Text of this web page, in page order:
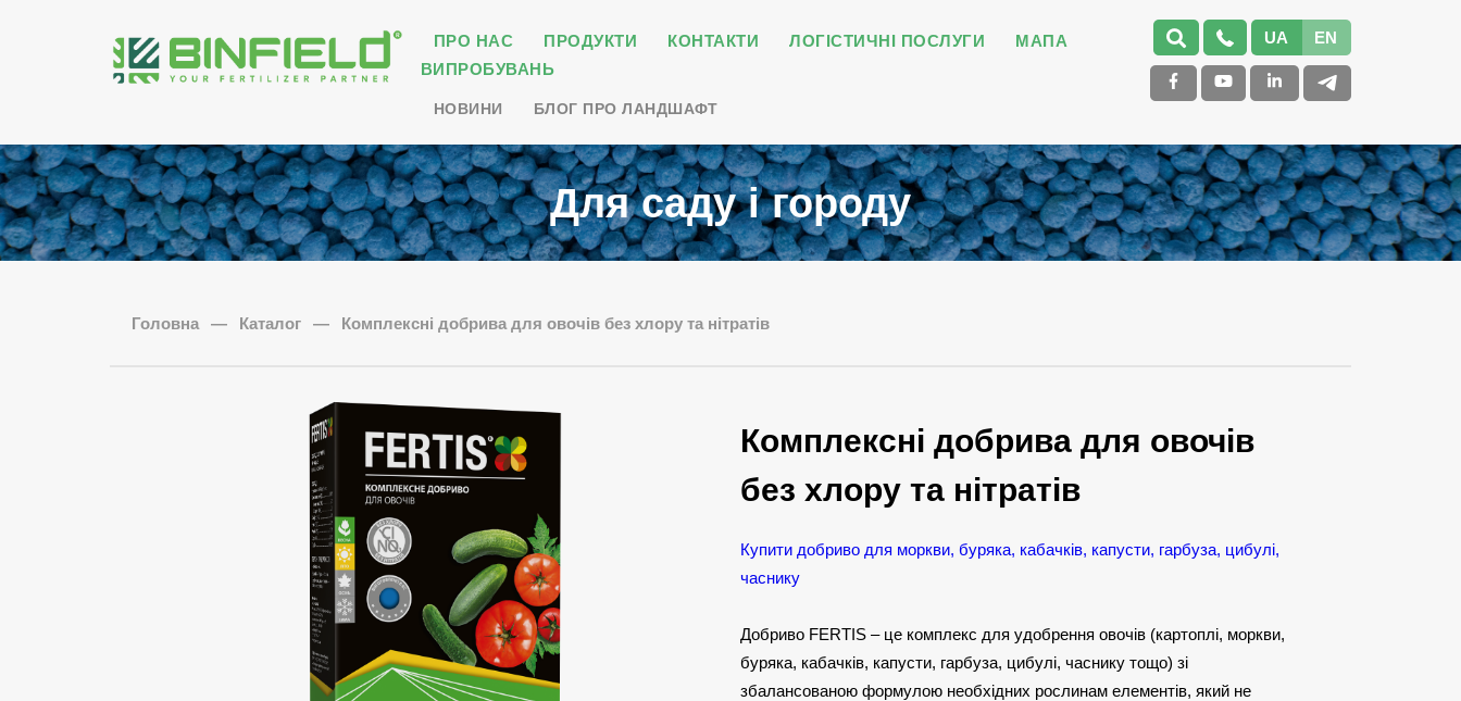
ПРО НАС ПРОДУКТИ КОНТАКТИ ЛОГІСТИЧНІ ПОСЛУГИ
МАПА
ВИПРОБУВАНЬ
НОВИНИ БЛОГ ПРО ЛАНДШАФТ
UA EN
Для саду і городу
Головна — Каталог — Комплексні добрива для овочів без хлору та нітратів
Комплексні добрива для овочів
без хлору та нітратів
Купити добриво для моркви, буряка, кабачків, капусти, гарбуза, цибулі,
часнику
Добриво FERTIS – це комплекс для удобрення овочів (картоплі, моркви,
буряка, кабачків, капусти, гарбуза, цибулі, часнику тощо) зі
збалансованою формулою необхідних рослинам елементів, який не